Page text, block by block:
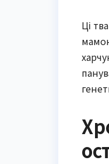
Ці